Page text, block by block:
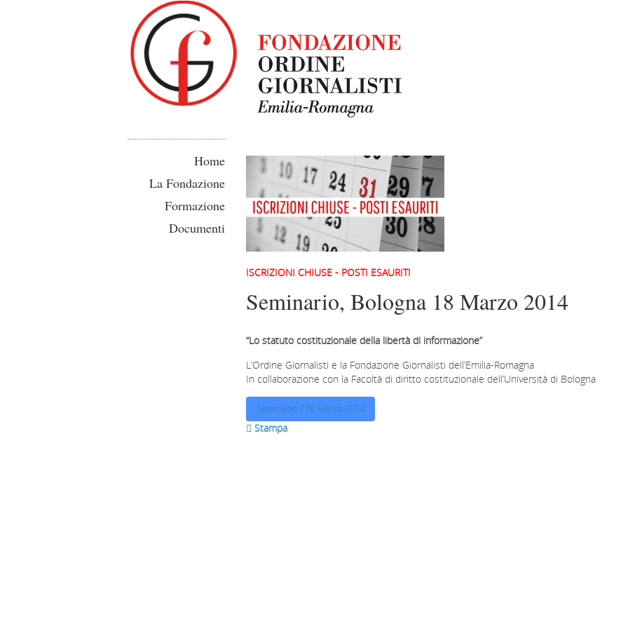
Home
La Fondazione
Formazione
Documenti
ISCRIZIONI CHIUSE - POSTI ESAURITI
Seminario, Bologna 18 Marzo 2014
“Lo statuto costituzionale della libertà di informazione”
L’Ordine Giornalisti e la Fondazione Giornalisti dell’Emilia-Romagna
In collaborazione con la Facoltà di diritto costituzionale dell’Università di Bologna
Seminario / 18 Marzo 2014
 Stampa